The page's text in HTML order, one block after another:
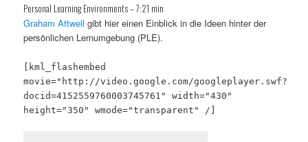
Personal Learning Environments – 7:21 min
Graham Attwell gibt hier einen Einblick in die Ideen hinter der
persönlichen Lernumgebung (PLE).
[kml_flashembed
movie="http://video.google.com/googleplayer.swf?
docid=4152559760003745761" width="430"
height="350" wmode="transparent" /]